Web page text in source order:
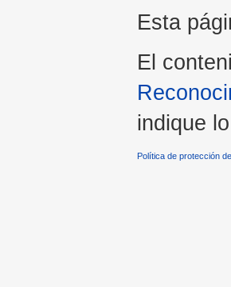
Esta
El
indique
Política de protección